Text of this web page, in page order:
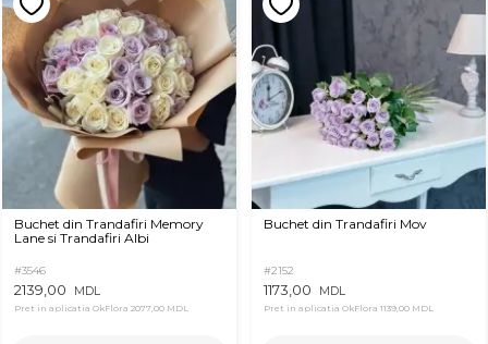
Buchet din Trandafiri Memory
Lane si Trandafiri Albi
#3546
2139,00 MDL
Pret in aplicatia OkFlora 2077,00 MDL
Buchet din Trandafiri Mov
#2152
1173,00 MDL
Pret in aplicatia OkFlora 1139,00 MDL